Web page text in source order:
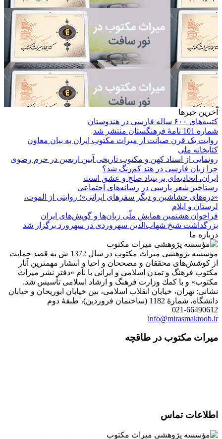
آخرین خبرها
کتیبه‌های ۶۰۰ ساله فارسی در هندوستان
شماره 101 نامۀ فرهنگستان منتشر شد
روایت یک قرن صیانت از میراث مکتوب ایران به بیان معاون
کتابخانه ملی
رونمایی از اسناد کهن و مکتوب تاریخی آیین اربعین در حرم رضوی
چرا زبان فارسی در هند کم‌رنگ شد؟
ایران، اتحادیه‌ای بر بنیاد صلح و عشق است
رستاخیز شعر پارسی در رسانه‌های اجتماعی
«دره‌های حشاشین و دیگر سفرهای ایرانی»؛ روایتی از الموت،
لرستان و ایلام
فراخوان هشتمین همایش ملّی زبان‌ها و گویش‌های ایران
بزرگداشت شیخ شهاب‌الدین سهروردی در سهرورد برگزار شد
درباره ما
مؤسسه پژوهشی میراث مكتوب در سال 1372 ش به قصد حمایت
از كوشش‌های محققان و مصححان و احیا و انتشار مهمترین آثار
مكتوب فرهنگ و تمدن اسلامی و ایرانی با نام «دفتر نشر میراث
مكتوب» و با كمك وزارت فرهنگ و ارشاد اسلامی تأسیس شد.
نشانی: تهران، خیابان انقلاب اسلامی، بین خیابان ابوریحان و خیابان
دانشگاه، شمارۀ 1182 (ساختمان فروردین)، طبقۀ دوم
021-66490612
info@mirasmaktoob.ir
میرات مکتوب در طاقچه
اطلاعات تماس